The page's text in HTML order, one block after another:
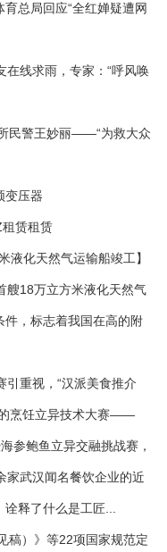
总局回应“全红婵疑遭网
线求雨，专家：“呼风唤
民警王妙丽——“为救大众
压器
赁租赁
化天然气运输船竣工】
艘18万立方米液化天然气
，标志着我国在高的附
重视，“汉派美食推介
的烹饪立异技术大赛——
参鲍鱼立异交融挑战赛，
家武汉闻名餐饮企业的近
释了什么是工匠...
）》等22项国家规范定